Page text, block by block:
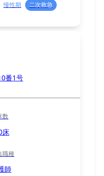
慢性期
二次救急
番1号
数
床
職種
師